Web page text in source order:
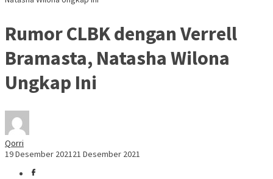
Rumor CLBK dengan Verrell
Bramasta, Natasha Wilona
Ungkap Ini
Qorri
19 Desember 202121 Desember 2021